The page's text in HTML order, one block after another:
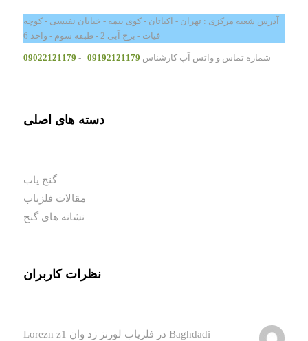
آدرس شعبه مرکزی : تهران - اکباتان - کوی بیمه - خیابان نفیسی - کوچه
فیات - برج آبی 2 - طبقه سوم - واحد 6
شماره تماس و واتس آپ کارشناس 09192121179
-
09022121179
دسته های اصلی
گنج یاب
مقالات فلزیاب
نشانه های گنج
نظرات کاربران
Baghdadi در فلزیاب لورنز زد وان Lorezn z1